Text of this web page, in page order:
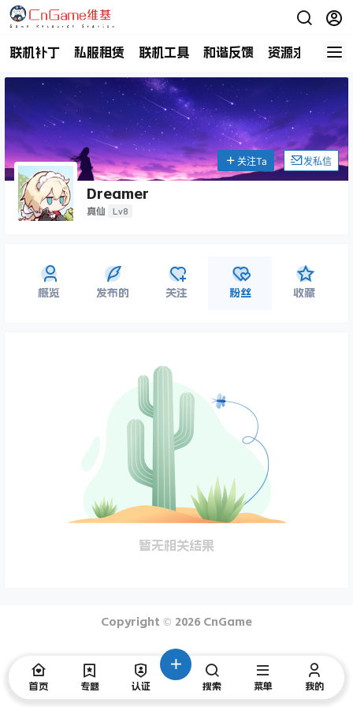
联机补丁 私服租赁 联机工具 和谐反馈 资源求助 商
Dreamer
真仙 Lv8
关注Ta 发私信
概览 发布的 关注 粉丝 收藏
暂无相关结果
Copyright © 2026 CnGame
首页 专题 认证 搜索 菜单 我的